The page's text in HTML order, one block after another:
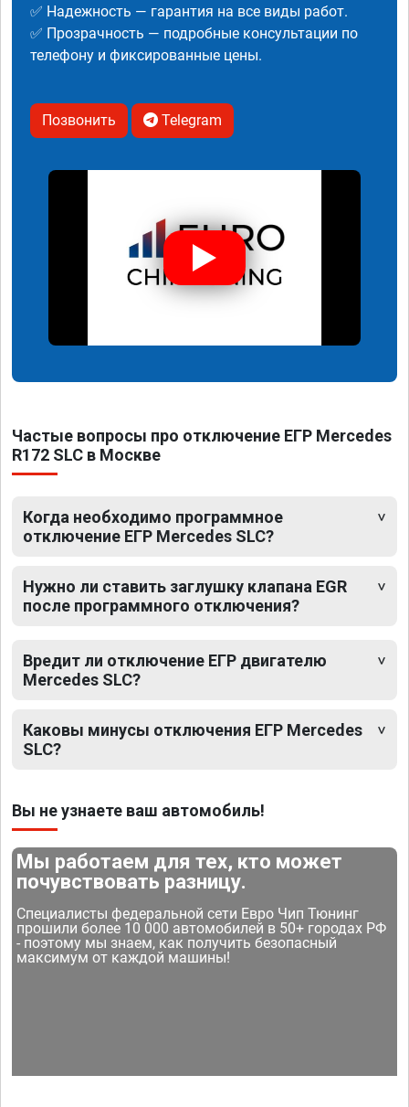
✅ Надежность — гарантия на все виды работ.
✅ Прозрачность — подробные консультации по
телефону и фиксированные цены.
Позвонить Telegram
Частые вопросы про отключение ЕГР Mercedes
R172 SLC в Москве
Когда необходимо программное
отключение ЕГР Mercedes SLC?
Нужно ли ставить заглушку клапана EGR
после программного отключения?
Вредит ли отключение ЕГР двигателю
Mercedes SLC?
Каковы минусы отключения ЕГР Mercedes
SLC?
Вы не узнаете ваш автомобиль!
Мы работаем для тех, кто может
почувствовать разницу.
Специалисты федеральной сети Евро Чип Тюнинг
прошили более 10 000 автомобилей в 50+ городах РФ
- поэтому мы знаем, как получить безопасный
максимум от каждой машины!